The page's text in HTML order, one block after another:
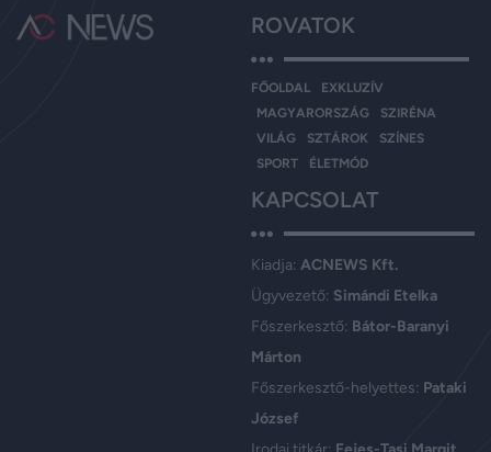
ROVATOK
FŐOLDAL
EXKLUZÍV
MAGYARORSZÁG
SZIRÉNA
VILÁG
SZTÁROK
SZÍNES
SPORT
ÉLETMÓD
KAPCSOLAT
Kiadja: ACNEWS Kft.
Ügyvezető: Simándi Etelka
Főszerkesztő: Bátor-Baranyi
Márton
Főszerkesztő-helyettes: Pataki
József